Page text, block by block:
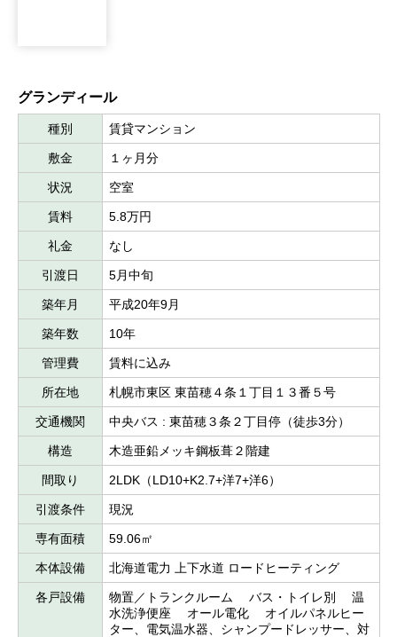
グランディール
種別 賃貸マンション
敷金 １ヶ月分
状況 空室
賃料 5.8万円
礼金 なし
引渡日 5月中旬
築年月 平成20年9月
築年数 10年
管理費 賃料に込み
所在地 札幌市東区 東苗穂４条１丁目１３番５号
交通機関 中央バス : 東苗穂３条２丁目停（徒歩3分）
構造 木造亜鉛メッキ鋼板葺２階建
間取り 2LDK（LD10+K2.7+洋7+洋6）
引渡条件 現況
専有面積 59.06㎡
本体設備 北海道電力 上下水道 ロードヒーティング
各戸設備
物置／トランクルーム バス・トイレ別 温
水洗浄便座 オール電化 オイルパネルヒー
ター、電気温水器、シャンプードレッサー、対